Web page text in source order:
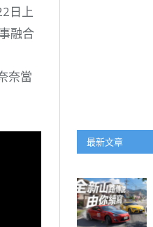
日上
融合
奈當
最新文章